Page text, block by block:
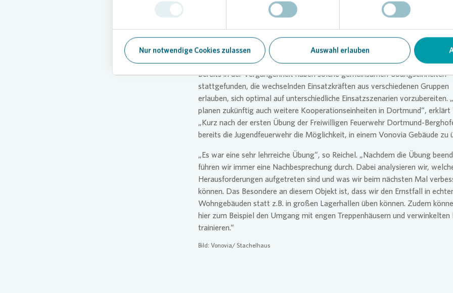
Nur notwendige Cookies zulassen Auswahl erlauben
„Wir freuen uns sehr darüber, dass wir der Freiwilligen Feuerwehr die
geben konnten, eine Übung in unserem Quartier durchzuführen. Es ist für
Selbstverständlichkeit, örtliche Behörden und Organisationen, die sich für die
Gemeinschaft und unser aller Sicherheit einsetzen, zu unterstützen“, sagt
Woker, Quartiersentwicklerin bei
Vonovia.
Bereits in der Vergangenheit haben solche gemeinsamen Übungseinheiten
stattgefunden, die wechselnden Einsatzkräften aus verschiedenen Gruppen
erlauben, sich optimal auf unterschiedliche Einsatzszenarien vorzubereiten.
planen zukünftig auch weitere Kooperationseinheiten in Dortmund“, erklärt
„Kurz nach der ersten Übung der Freiwilligen Feuerwehr Dortmund-
bereits die Jugendfeuerwehr die Möglichkeit, in einem Vonovia Gebäude zu
„Es war eine sehr lehrreiche Übung“, so Reichel. „Nachdem die Übung
führen wir immer eine Nachbesprechung durch. Dabei analysieren wir,
Herausforderungen aufgetreten sind und was wir beim nächsten Mal
können. Das Besondere an diesem Objekt ist, dass wir den Ernstfall in
Wohngebäuden statt z.B. in großen Lagerhallen üben können. Zudem
hier zum Beispiel den Umgang mit engen Treppenhäusern und verwinkelten
trainieren.“
Bild: Vonovia/ Stachelhaus